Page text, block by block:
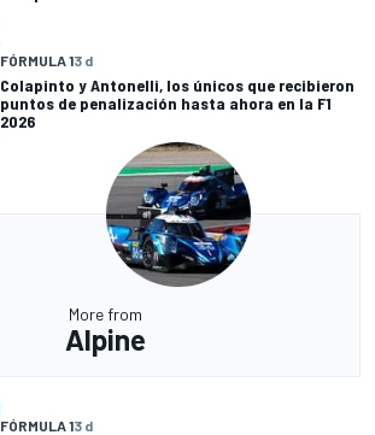
FÓRMULA 13 d
Colapinto y Antonelli, los únicos que recibieron
puntos de penalización hasta ahora en la F1
2026
More from
Alpine
FÓRMULA 13 d